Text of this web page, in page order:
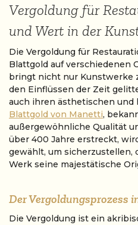
Vergoldung für
und Wert in der
Die Vergoldung für
Blattgold auf verschiedenen
bringt nicht nur Kunstwerke
den Einflüssen der Zeit
auch ihren ästhetischen und
Blattgold von Manetti,
außergewöhnliche Qualität
über 400 Jahre erstreckt,
gewählt, um sicherzustellen,
Werk seine majestätische
Der Vergoldungsprozess
Die Vergoldung ist ein